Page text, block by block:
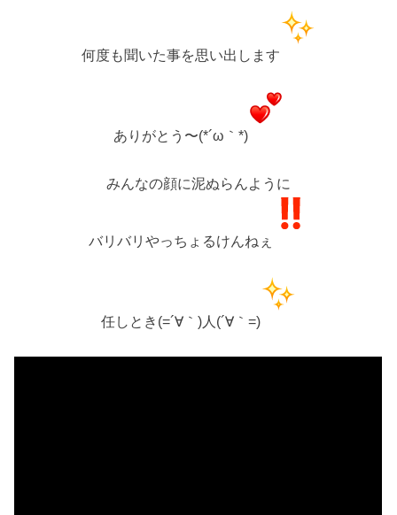
何度も聞いた事を思い出します
ありがとう〜(*´ω｀*)
みんなの顔に泥ぬらんように
バリバリやっちょるけんねぇ
任しとき(=´∀｀)人(´∀｀=)